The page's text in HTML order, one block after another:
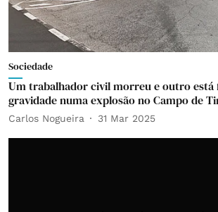
Sociedade
Um trabalhador civil morreu e outro está
gravidade numa explosão no Campo de
Carlos Nogueira 31 Mar 2025